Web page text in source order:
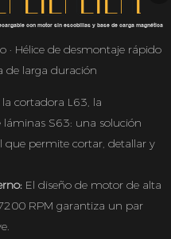
con motor sin escobillas y base de carga magnética
· Hélice de desmontaje rápido
de larga duración
la cortadora L63, la
S63: una solución
permite cortar, detallar y
El diseño de motor de alta
RPM garantiza un par